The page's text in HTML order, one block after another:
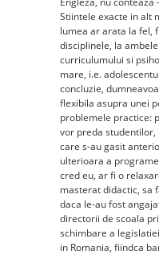
Stiintele exacte in alt
lumea ar arata la fel,
disciplinele, la
curriculumului si
mare, i.e.
concluzie,
flexibila asupra unei
problemele practice:
vor preda studentilor,
care s-au gasit
ulterioara a
cred eu, ar fi o
masterat didactic, sa
daca le-au fost
directorii de scoala
schimbare a
in Romania, fiindca